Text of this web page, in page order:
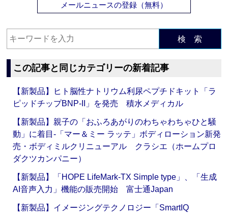
メールニュースの登録（無料）
検 索
この記事と同じカテゴリーの新着記事
【新製品】ヒト脳性ナトリウム利尿ペプチドキット「ラ
ピッドチップBNP-II」を発売 積水メディカル
【新製品】親子の「おふろあがりのわちゃわちゃひと騒
動」に着目‐「マー＆ミー ラッテ」ボディローション新発
売・ボディミルクリニューアル クラシエ（ホームプロ
ダクツカンパニー）
【新製品】「HOPE LifeMark-TX Simple type」、「生成
AI音声入力」機能の販売開始 富士通Japan
【新製品】イメージングテクノロジー「SmartIQ